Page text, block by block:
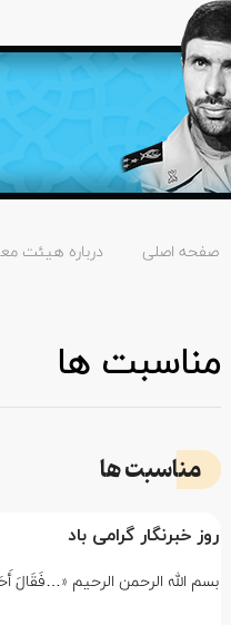
صفحه اصلی درباره هیئت
مناسبت ها
مناسبت ها
روز خبرنگار گرامی باد
بسم الله الرحمن الرحیم «…فَقَالَ